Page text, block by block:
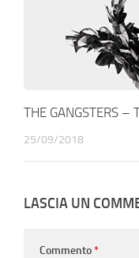
THE GANGSTERS
25/09/2018
LASCIA UN
Commento*